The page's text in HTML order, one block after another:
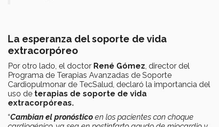
La esperanza del soporte de vida
extracorpóreo
Por otro lado, el doctor René Gómez , director del
Programa de Terapias Avanzadas de Soporte
Cardiopulmonar de TecSalud, declaró la importancia del
uso de terapias de soporte de vida
extracorpóreas.
“Cambian el pronóstico en los pacientes con choque